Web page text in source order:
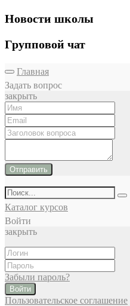
Новости школы
Групповой чат
Главная
Задать вопрос
закрыть
Отправить
Каталог курсов
Войти
закрыть
Забыли пароль?
Войти
Пользовательское соглашение